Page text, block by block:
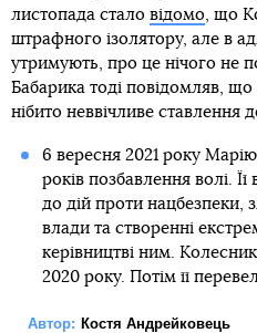
листопада стало відомо, що
штрафного ізолятору, але в
утримують, про це нічого не
Бабарика тоді повідомляв,
нібито неввічливе ставлення
6 вересня 2021 року
років позбавлення волі.
до дій проти нацбезпеки,
влади та створенні
керівництві ним.
2020 року. Потім її
Автор: Костя Андрейковець